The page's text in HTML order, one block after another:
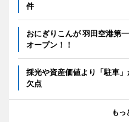
件
おにぎりこんが 羽田空港第
オープン！！
採光や資産価値より「駐車
欠点
もっ